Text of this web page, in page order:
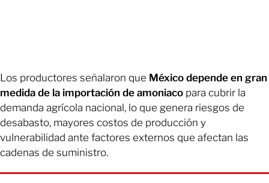
Los productores señalaron que México depende en gran
medida de la importación de amoniaco para cubrir la
demanda agrícola nacional, lo que genera riesgos de
desabasto, mayores costos de producción y
vulnerabilidad ante factores externos que afectan las
cadenas de suministro.